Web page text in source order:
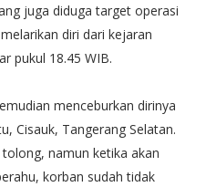
juga diduga target operasi
diri dari kejaran
pukul 18.45 WIB.
menceburkan dirinya
Cisauk, Tangerang Selatan.
namun ketika akan
korban sudah tidak